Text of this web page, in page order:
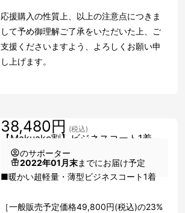
応援購入の性質上、以上の注意点につきま
して予め御理解ご了承をいただいた上、ご
支援くださいますよう、よろしくお願い申
し上げます。
【Makuake割】ビジネスコート1着
38,480円 (税込)
のサポーター
2022年01月末までにお届け予定
■暖かい超軽量・薄型ビジネスコート1着
［一般販売予定価格49,800円(税込)の23%